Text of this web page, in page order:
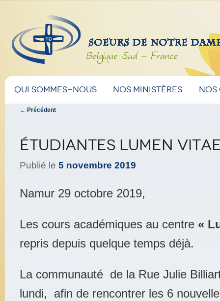
Belgique Sud – France
Menu
principal
Aller
au
contenu
principal
Aller
au
contenu
secondaire
Qui sommes-nous Nos ministères
Navigation
← Précédent
Étudiantes Lumen
Publié le 5 novembre 2019
Namur 29 octobre 2019,
Les cours académiques au centre «
repris depuis quelque temps déjà.
La communauté de la Rue Julie
lundi, afin de rencontrer les 6